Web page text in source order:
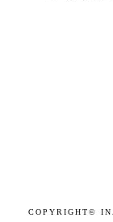
COPYRIGHT©